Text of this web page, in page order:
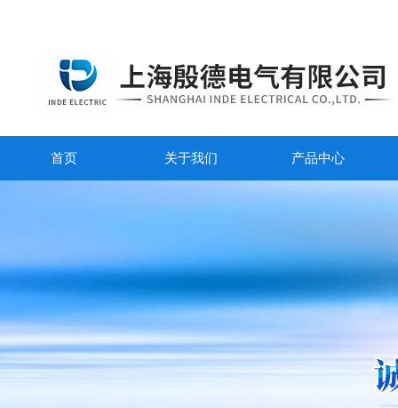
首页 关于我们 产品中心